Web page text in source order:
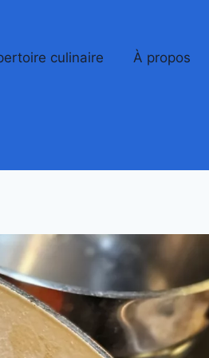
culinaire À propos